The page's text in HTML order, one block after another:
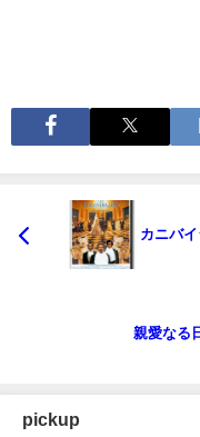
カニバ
親愛なる
pickup